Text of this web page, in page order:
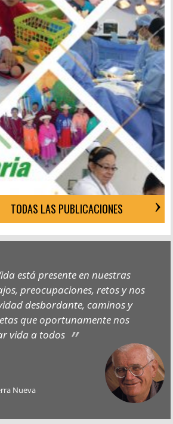
TODAS LAS PUBLICACIONES
está presente en nuestras
preocupaciones, retos y nos
desbordante, caminos y
que oportunamente nos
vida a todos
Nueva